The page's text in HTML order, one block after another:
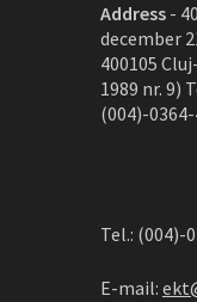
Address -
december
400105
1989 nr. 9)
(004)-
Tel.: (004)-
E-mail: